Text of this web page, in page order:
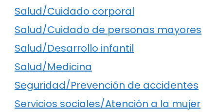
Salud/Cuidado corporal
Salud/Cuidado de personas mayores
Salud/Desarrollo infantil
Salud/Medicina
Seguridad/Prevención de accidentes
Servicios sociales/Atención a la mujer